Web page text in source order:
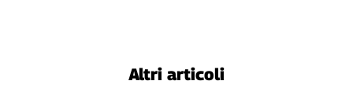
Altri articoli